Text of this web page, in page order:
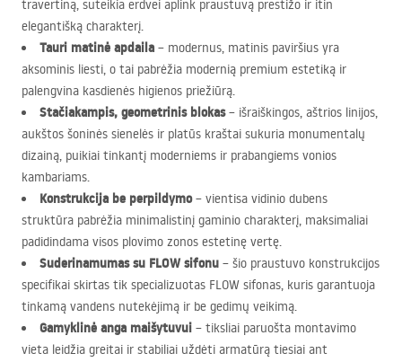
travertiną, suteikia erdvei aplink praustuvą prestižo ir itin
elegantišką charakterį.
Tauri matinė apdaila – modernus, matinis paviršius yra
aksominis liesti, o tai pabrėžia modernią premium estetiką ir
palengvina kasdienės higienos priežiūrą.
Stačiakampis, geometrinis blokas– išraiškingos, aštrios linijos,
aukštos šoninės sienelės ir platūs kraštai sukuria monumentalų
dizainą, puikiai tinkantį moderniems ir prabangiems vonios
kambariams.
Konstrukcija be perpildymo– vientisa vidinio dubens
struktūra pabrėžia minimalistinį gaminio charakterį, maksimaliai
padidindama visos plovimo zonos estetinę vertę.
Suderinamumas su FLOWsifonu – šio praustuvo konstrukcijos
specifikai skirtas tik specializuotas FLOW sifonas, kuris garantuoja
tinkamą vandens nutekėjimą ir be gedimų veikimą.
Gamyklinė anga maišytuvui – tiksliai paruošta montavimo
vieta leidžia greitai ir stabiliai uždėti armatūrą tiesiai ant